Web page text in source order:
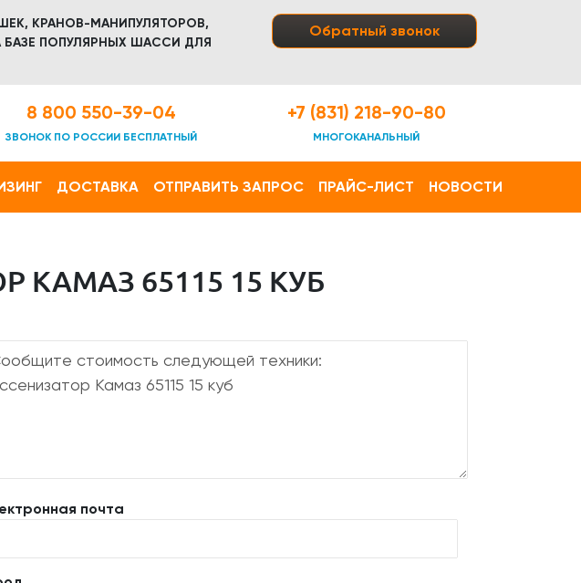
КРАНОВ-МАНИПУЛЯТОРОВ,
ПОПУЛЯРНЫХ ШАССИ ДЛЯ
Обратный звонок
8 800 550-39-04
ЗВОНОК ПО РОССИИ БЕСПЛАТНЫЙ
+7 (831) 218-90-80
МНОГОКАНАЛЬНЫЙ
ДОСТАВКА ОТПРАВИТЬ ЗАПРОС ПРАЙС-ЛИСТ НОВОСТИ
КАМАЗ 65115 15 КУБ
почта